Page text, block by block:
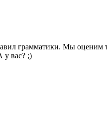
грамматики. Мы оценим
у вас? ;)